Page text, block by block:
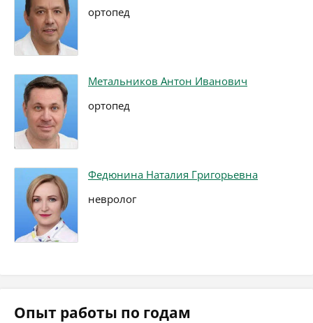
ортопед
Метальников Антон Иванович
ортопед
Федюнина Наталия Григорьевна
невролог
Опыт работы по годам